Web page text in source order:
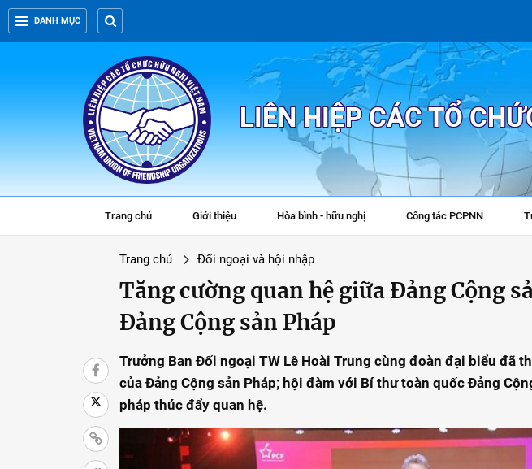
DANH MỤC
LIÊN HIỆP CÁC TỔ
Trang chủ Giới thiệu Hòa bình - hữu nghị Công tác PCPNN
Trang chủ Đối ngoại và hội nhập
Tăng cường quan hệ giữa Đảng Cộng
Đảng Cộng sản Pháp
Trưởng Ban Đối ngoại TW Lê Hoài Trung cùng đoàn đại biểu đã
của Đảng Cộng sản Pháp; hội đàm với Bí thư toàn quốc Đảng
pháp thúc đẩy quan hệ.